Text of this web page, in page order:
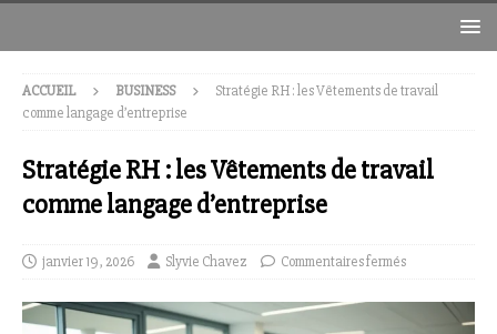
ACCUEIL BUSINESS
Stratégie RH : les Vêtements de travail
comme langage d’entreprise
Stratégie RH : les Vêtements de travail
comme langage d’entreprise
janvier 19, 2026 Slyvie Chavez Commentaires fermés